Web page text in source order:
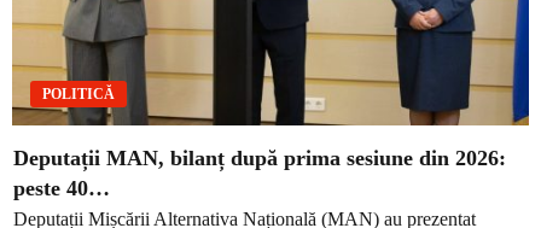
POLITICĂ
Deputații MAN, bilanț după prima sesiune din 2026:
peste 40…
Deputații Mișcării Alternativa Națională (MAN) au prezentat